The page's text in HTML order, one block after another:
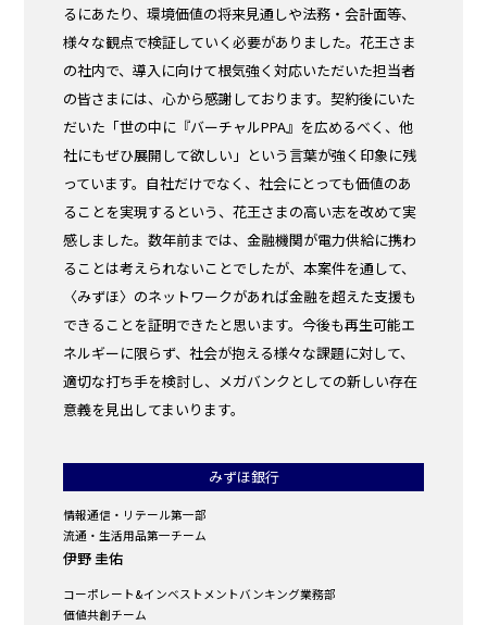
るにあたり、環境価値の将来見通しや法務・会計面等、
様々な観点で検証していく必要がありました。花王さま
の社内で、導入に向けて根気強く対応いただいた担当者
の皆さまには、心から感謝しております。契約後にいた
だいた「世の中に『バーチャルPPA』を広めるべく、他
社にもぜひ展開して欲しい」という言葉が強く印象に残
っています。自社だけでなく、社会にとっても価値のあ
ることを実現するという、花王さまの高い志を改めて実
感しました。数年前までは、金融機関が電力供給に携わ
ることは考えられないことでしたが、本案件を通して、
〈みずほ〉のネットワークがあれば金融を超えた支援も
できることを証明できたと思います。今後も再生可能エ
ネルギーに限らず、社会が抱える様々な課題に対して、
適切な打ち手を検討し、メガバンクとしての新しい存在
意義を見出してまいります。
みずほ銀行
情報通信・リテール第一部
流通・生活用品第一チーム
伊野 圭佑
コーポレート&インベストメントバンキング業務部
価値共創チーム